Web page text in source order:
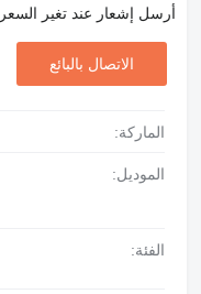
أرسل إشعار عند تغير السعر
الاتصال بالبائع
الماركة:
الموديل:
الفئة: